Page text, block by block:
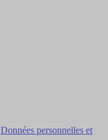
Données personnelles et